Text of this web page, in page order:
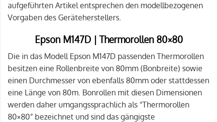
aufgeführten Artikel entsprechen den modellbezogenen
Vorgaben des Geräteherstellers.
Epson M147D | Thermorollen 80×80
Die in das Modell Epson M147D passenden Thermorollen
besitzen eine Rollenbreite von 80mm (Bonbreite) sowie
einen Durchmesser von ebenfalls 80mm oder stattdessen
eine Länge von 80m. Bonrollen mit diesen Dimensionen
werden daher umgangssprachlich als “Thermorollen
80×80” bezeichnet und sind das gängigste